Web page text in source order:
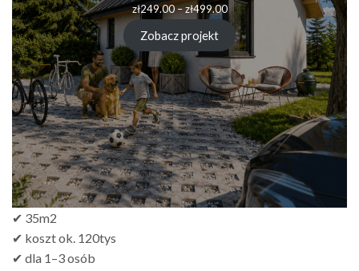
zł249.00–zł499.00Zakres
cen:
od
zł249.00
do
zł499.00
Zobacz projekt
✔ 35m2
✔ koszt ok. 120tys
✔ dla 1–3 osób